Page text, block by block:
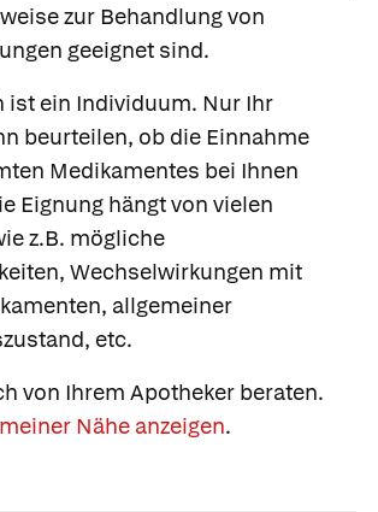
zur Behandlung von
geeignet sind.
ist ein Individuum. Nur Ihr
beurteilen, ob die Einnahme
Medikamentes bei Ihnen
Eignung hängt von vielen
z.B. mögliche
Wechselwirkungen mit
allgemeiner
etc.
von Ihrem Apotheker beraten.
Nähe anzeigen.